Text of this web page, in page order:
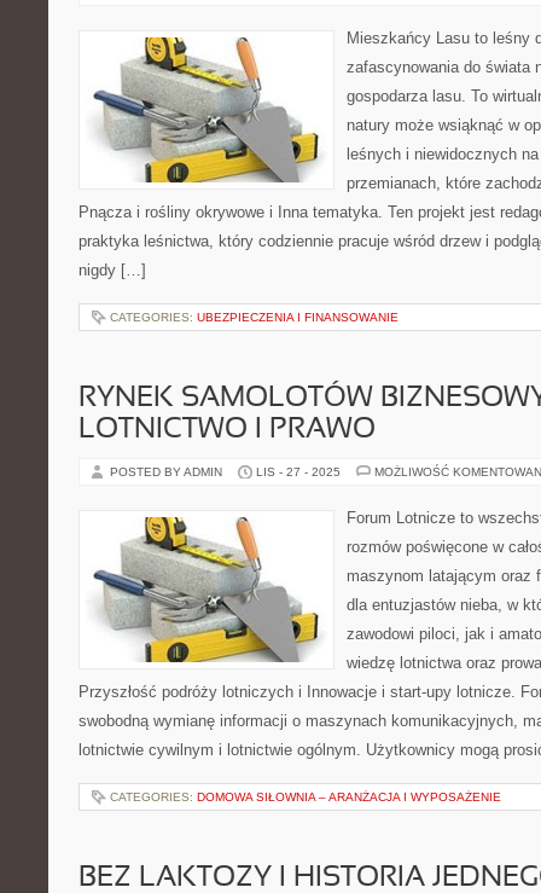
Mieszkańcy Lasu to leśny
zafascynowania do świata
gospodarza lasu. To
natury może wsiąknąć w
leśnych i niewidocznych
przemianach, które
Pnącza i rośliny okrywowe i Inna tematyka. Ten projekt jest
praktyka leśnictwa, który codziennie pracuje wśród drzew i
nigdy […]
CATEGORIES: UBEZPIECZENIA I FINANSOWANIE
RYNEK SAMOLOTÓW
LOTNICTWO I PRAWO
POSTED BY ADMIN LIS - 27 - 2025 MOŻLIWOŚĆ
Forum Lotnicze to
rozmów poświęcone w
maszynom latającym oraz
dla entuzjastów nieba, w
zawodowi piloci, jak i
wiedzę lotnictwa oraz
Przyszłość podróży lotniczych i Innowacje i start-upy lotnicze.
swobodną wymianę informacji o maszynach komunikacyjnych,
lotnictwie cywilnym i lotnictwie ogólnym. Użytkownicy mogą
CATEGORIES: DOMOWA SIŁOWNIA – ARANŻACJA I WYPOSAŻENIE
BEZ LAKTOZY I HISTORIA